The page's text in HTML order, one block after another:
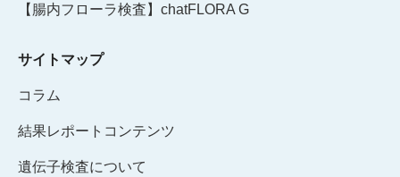
【腸内フローラ検査】chatFLORA G
サイトマップ
コラム
結果レポートコンテンツ
遺伝子検査について